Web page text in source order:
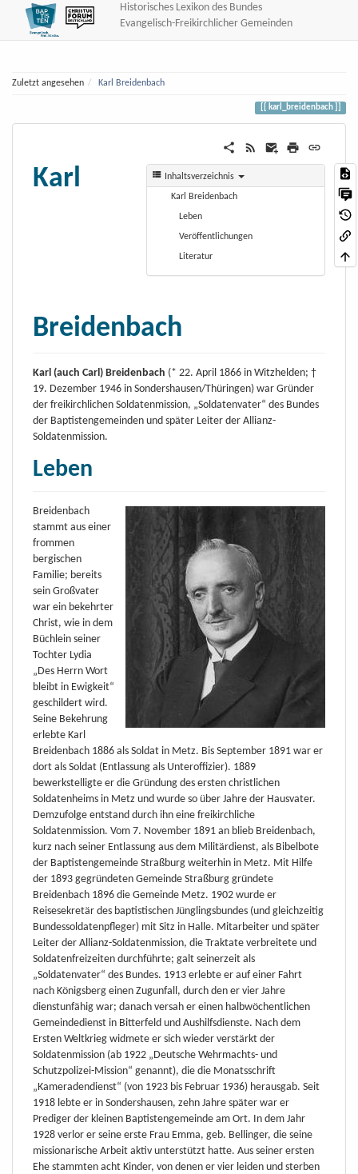
Historisches Lexikon des Bundes
Evangelisch-Freikirchlicher Gemeinden
Zuletzt angesehen Karl Breidenbach
karl_breidenbach
Inhaltsverzeichnis
Karl Breidenbach
Leben
Veröffentlichungen
Literatur
Karl
Breidenbach
Karl (auch Carl) Breidenbach (* 22. April 1866 in Witzhelden; †
19. Dezember 1946 in Sondershausen/Thüringen) war Gründer
der freikirchlichen Soldatenmission, „Soldatenvater“ des Bundes
der Baptistengemeinden und später Leiter der Allianz-
Soldatenmission.
Leben
Breidenbach
stammt aus einer
frommen
bergischen
Familie; bereits
sein Großvater
war ein bekehrter
Christ, wie in dem
Büchlein seiner
Tochter Lydia
„Des Herrn Wort
bleibt in Ewigkeit“
geschildert wird.
Seine Bekehrung
erlebte Karl
Breidenbach 1886 als Soldat in Metz. Bis September 1891 war er
dort als Soldat (Entlassung als Unteroffizier). 1889
bewerkstelligte er die Gründung des ersten christlichen
Soldatenheims in Metz und wurde so über Jahre der Hausvater.
Demzufolge entstand durch ihn eine freikirchliche
Soldatenmission. Vom 7. November 1891 an blieb Breidenbach,
kurz nach seiner Entlassung aus dem Militärdienst, als Bibelbote
der Baptistengemeinde Straßburg weiterhin in Metz. Mit Hilfe
der 1893 gegründeten Gemeinde Straßburg gründete
Breidenbach 1896 die Gemeinde Metz. 1902 wurde er
Reisesekretär des baptistischen Jünglingsbundes (und gleichzeitig
Bundessoldatenpfleger) mit Sitz in Halle. Mitarbeiter und später
Leiter der Allianz-Soldatenmission, die Traktate verbreitete und
Soldatenfreizeiten durchführte; galt seinerzeit als
„Soldatenvater“ des Bundes. 1913 erlebte er auf einer Fahrt
nach Königsberg einen Zugunfall, durch den er vier Jahre
dienstunfähig war; danach versah er einen halbwöchentlichen
Gemeindedienst in Bitterfeld und Aushilfsdienste. Nach dem
Ersten Weltkrieg widmete er sich wieder verstärkt der
Soldatenmission (ab 1922 „Deutsche Wehrmachts- und
Schutzpolizei-Mission“ genannt), die die Monatsschrift
„Kameradendienst“ (von 1923 bis Februar 1936) herausgab. Seit
1918 lebte er in Sondershausen, zehn Jahre später war er
Prediger der kleinen Baptistengemeinde am Ort. In dem Jahr
1928 verlor er seine erste Frau Emma, geb. Bellinger, die seine
missionarische Arbeit aktiv unterstützt hatte. Aus seiner ersten
Ehe stammten acht Kinder, von denen er vier leiden und sterben